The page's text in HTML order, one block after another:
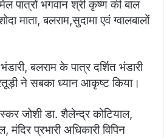
पात्रों भगवान श्री कृष्ण की बाल
माता, बलराम,सुदामा एवं ग्वालबालों
बलराम के पात्र दर्शित भंडारी
ने सबका ध्यान आकृष्ट किया।
जोशी डा. शैलेन्द्र कोटियाल,
प्रभारी अधिकारी विपिन